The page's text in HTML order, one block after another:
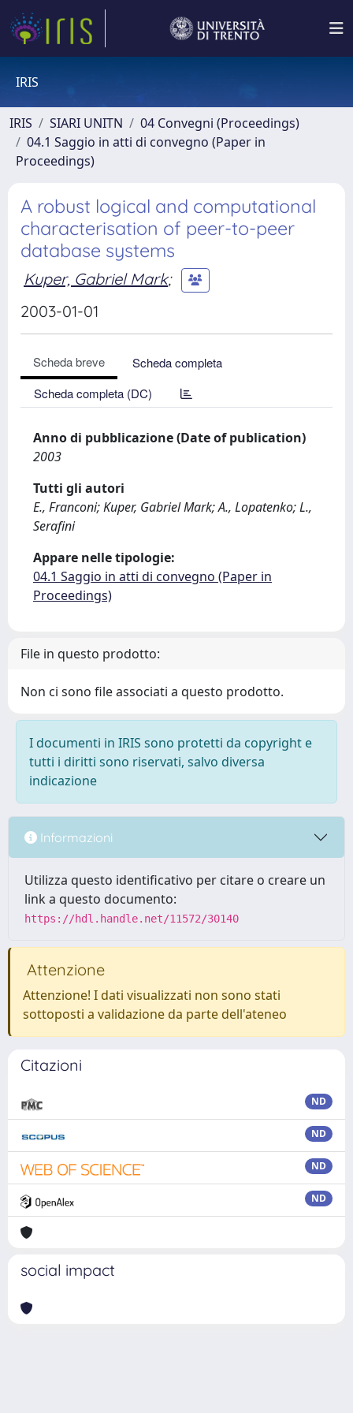
IRIS
IRIS SIARI UNITN
04 Convegni (Proceedings)
04.1 Saggio in atti di convegno (Paper in
Proceedings)
A robust logical and computational
characterisation of peer-to-peer
database systems
Kuper, Gabriel Mark;
2003-01-01
Scheda breve
Scheda completa
Scheda completa (DC)
Anno di pubblicazione (Date of publication)
2003
Tutti gli autori
E., Franconi; Kuper, Gabriel Mark; A., Lopatenko; L.,
Serafini
Appare nelle tipologie:
04.1 Saggio in atti di convegno (Paper in
Proceedings)
File in questo prodotto:
Non ci sono file associati a questo prodotto.
I documenti in IRIS sono protetti da copyright e
tutti i diritti sono riservati, salvo diversa
indicazione
Informazioni
Utilizza questo identificativo per citare o creare un
link a questo documento:
https://hdl.handle.net/11572/30140
Attenzione
Attenzione! I dati visualizzati non sono stati
sottoposti a validazione da parte dell'ateneo
Citazioni
ND
ND
ND
ND
social impact